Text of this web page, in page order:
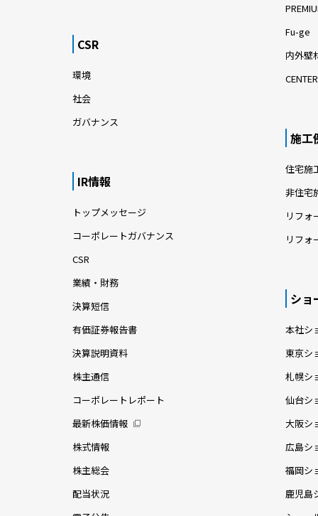
CSR
環境
社会
ガバナンス
IR情報
トップメッセージ
コーポレートガバナンス
CSR
業績・財務
決算短信
有価証券報告書
決算説明資料
株主通信
コーポレートレポート
最新株価情報
株式情報
株主総会
配当状況
Fu-ge
内外壁
施工
住宅施
非住宅
リフォ
リフォ
ショ
本社シ
東京シ
札幌シ
仙台シ
大阪シ
広島シ
福岡シ
鹿児島